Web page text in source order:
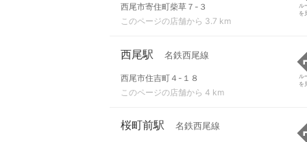
西尾市寄住町柴草７-３
このページの店舗から 3.7 km
ル
を
西尾駅 名鉄西尾線
西尾市住吉町４-１８
このページの店舗から 4 km
ル
を
桜町前駅 名鉄西尾線